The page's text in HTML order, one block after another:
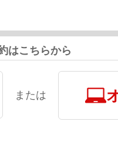
はこちらから
または